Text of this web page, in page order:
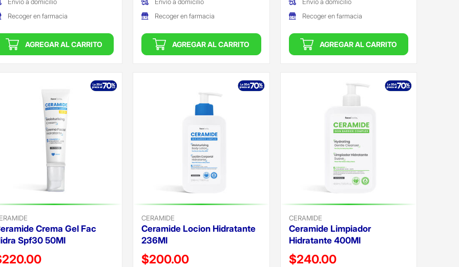
Recoger en farmacia
AGREGAR AL CARRITO
Recoger en farmacia
AGREGAR AL CARRITO
Recoger en farmacia
AGREGAR AL CARRITO
Crema Gel Fac
Spf30 50Ml
reducido de
CERAMIDE
Ceramide Locion Hidratante
236Ml
Precio reducido de
$200.00
CERAMIDE
Ceramide Limpiador
Hidratante 400Ml
Precio reducido de
$240.00